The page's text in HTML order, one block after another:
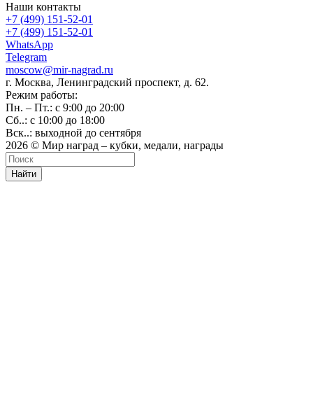
Наши контакты
+7 (499) 151-52-01
+7 (499) 151-52-01
WhatsApp
Telegram
moscow@mir-nagrad.ru
г. Москва, Ленинградский проспект, д. 62.
Режим работы:
Пн. – Пт.: с 9:00 до 20:00
Сб..: с 10:00 до 18:00
Вск..: выходной до сентября
2026 © Мир наград – кубки, медали, награды
Найти